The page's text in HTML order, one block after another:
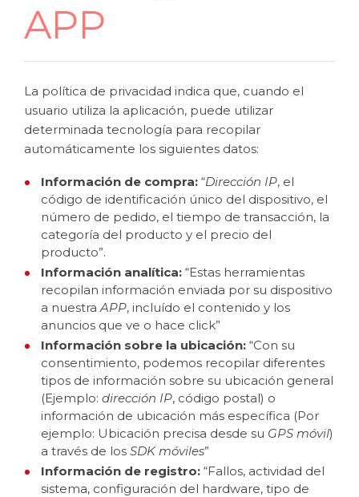
APP
La política de privacidad indica que, cuando el
usuario utiliza la aplicación, puede utilizar
determinada tecnología para recopilar
automáticamente los siguientes datos:
Información de compra: “Dirección IP, el
código de identificación único del dispositivo, el
número de pedido, el tiempo de transacción, la
categoría del producto y el precio del
producto”.
Información analítica: “Estas herramientas
recopilan información enviada por su dispositivo
a nuestra APP, incluído el contenido y los
anuncios que ve o hace click”
Información sobre la ubicación: “Con su
consentimiento, podemos recopilar diferentes
tipos de información sobre su ubicación general
(Ejemplo: dirección IP, código postal) o
información de ubicación más específica (Por
ejemplo: Ubicación precisa desde su GPS móvil)
a través de los SDK móviles”
Información de registro: “Fallos, actividad del
sistema, configuración del hardware, tipo de